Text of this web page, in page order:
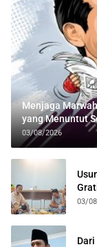
Menjaga
yang Menuntut
03/08/2026
Kota
03/